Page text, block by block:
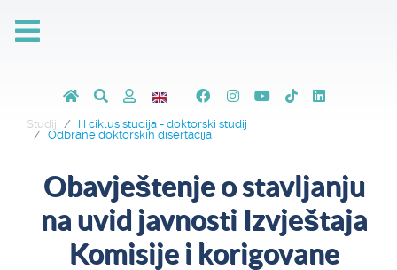
Studij
III ciklus studija - doktorski studij
Odbrane doktorskih disertacija
Obavještenje o stavljanju
na uvid javnosti Izvještaja
Komisije i korigovane